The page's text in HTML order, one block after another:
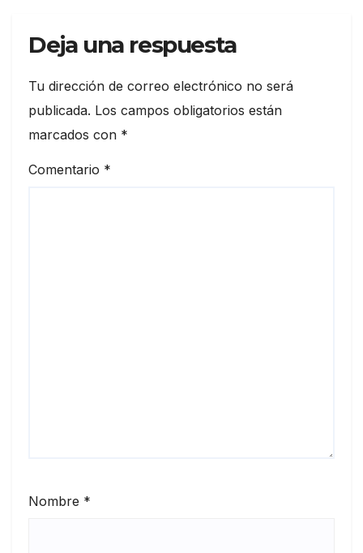
Deja una respuesta
Tu dirección de correo electrónico no será
publicada. Los campos obligatorios están
marcados con *
Comentario *
Nombre *